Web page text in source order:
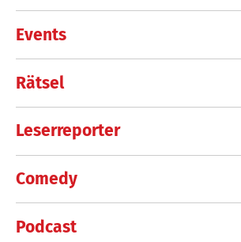
Events
Rätsel
Leserreporter
Comedy
Podcast